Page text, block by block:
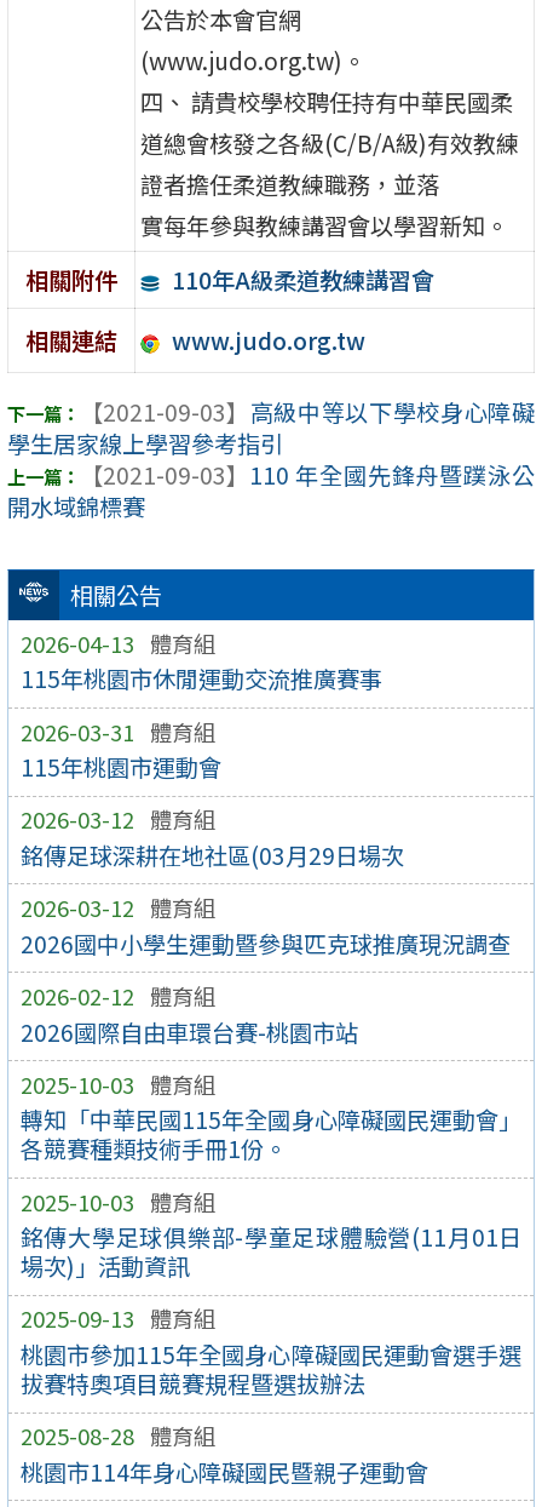
相關公告
2026-04-13 體育組
115年桃園市休閒運動交流推廣賽事
2026-03-31 體育組
115年桃園市運動會
2026-03-12 體育組
銘傳足球深耕在地社區(03月29日場次
2026-03-12 體育組
2026國中小學生運動暨參與匹克球推廣現況調查
2026-02-12 體育組
2026國際自由車環台賽-桃園市站
2025-10-03 體育組
轉知「中華民國115年全國身心障礙國民運動會」
各競賽種類技術手冊1份。
2025-10-03 體育組
銘傳大學足球俱樂部-學童足球體驗營(11月01日
場次)」活動資訊
2025-09-13 體育組
桃園市參加115年全國身心障礙國民運動會選手選
拔賽特奧項目競賽規程暨選拔辦法
2025-08-28 體育組
桃園市114年身心障礙國民暨親子運動會
公告於本會官網
(www.judo.org.tw)。
四、 請貴校學校聘任持有中華民國柔
道總會核發之各級(C/B/A級)有效教練
證者擔任柔道教練職務，並落
實每年參與教練講習會以學習新知。
相關附件
110年A級柔道教練講習會
相關連結
www.judo.org.tw
【2021-09-03】 高級中等以下學校身心障礙
學生居家線上學習參考指引
【2021-09-03】 110 年全國先鋒舟暨蹼泳公
開水域錦標賽